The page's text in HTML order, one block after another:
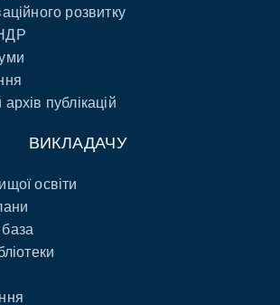
розвитку
публікацій
ВИКЛАДАЧУ
освіти